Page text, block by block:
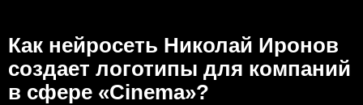
Как нейросеть Николай Иронов
создаeт логотипы для компаний
в сфере «Cinema»?